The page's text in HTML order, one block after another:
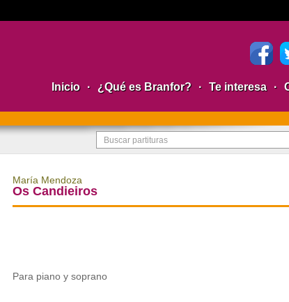
Inicio · ¿Qué es Branfor? · Te interesa ·
María Mendoza
Os Candieiros
Para piano y soprano